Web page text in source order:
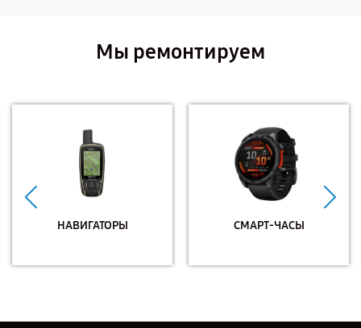
Мы ремонтируем
НАВИГАТОРЫ СМАРТ-ЧАСЫ